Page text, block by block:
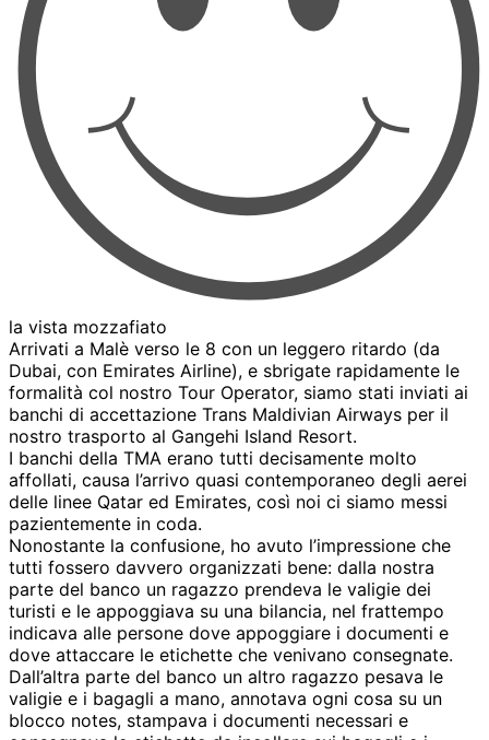
la vista mozzafiato
Arrivati a Malè verso le 8 con un leggero ritardo (da
Dubai, con Emirates Airline), e sbrigate rapidamente le
formalità col nostro Tour Operator, siamo stati inviati ai
banchi di accettazione Trans Maldivian Airways per il
nostro trasporto al Gangehi Island Resort.
I banchi della TMA erano tutti decisamente molto
affollati, causa l’arrivo quasi contemporaneo degli aerei
delle linee Qatar ed Emirates, così noi ci siamo messi
pazientemente in coda.
Nonostante la confusione, ho avuto l’impressione che
tutti fossero davvero organizzati bene: dalla nostra
parte del banco un ragazzo prendeva le valigie dei
turisti e le appoggiava su una bilancia, nel frattempo
indicava alle persone dove appoggiare i documenti e
dove attaccare le etichette che venivano consegnate.
Dall’altra parte del banco un altro ragazzo pesava le
valigie e i bagagli a mano, annotava ogni cosa su un
blocco notes, stampava i documenti necessari e